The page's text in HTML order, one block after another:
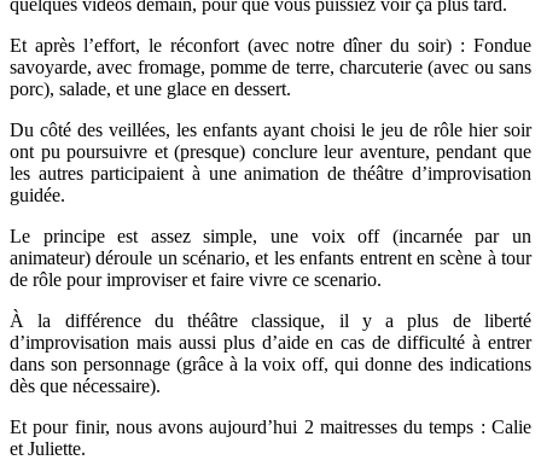
Et après l’effort, le réconfort (avec notre dîner du soir) : Fondue
savoyarde, avec fromage, pomme de terre, charcuterie (avec ou sans
porc), salade, et une glace en dessert.
Du côté des veillées, les enfants ayant choisi le jeu de rôle hier soir
ont pu poursuivre et (presque) conclure leur aventure, pendant que
les autres participaient à une animation de théâtre d’improvisation
guidée.
Le principe est assez simple, une voix off (incarnée par un
animateur) déroule un scénario, et les enfants entrent en scène à tour
de rôle pour improviser et faire vivre ce scenario.
À la différence du théâtre classique, il y a plus de liberté
d’improvisation mais aussi plus d’aide en cas de difficulté à entrer
dans son personnage (grâce à la voix off, qui donne des indications
dès que nécessaire).
Et pour finir, nous avons aujourd’hui 2 maitresses du temps : Calie
et Juliette.